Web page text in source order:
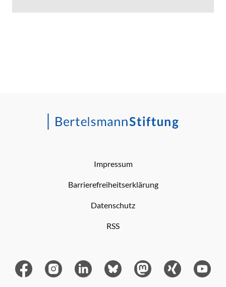
Impressum
Barrierefreiheitserklärung
Datenschutz
RSS